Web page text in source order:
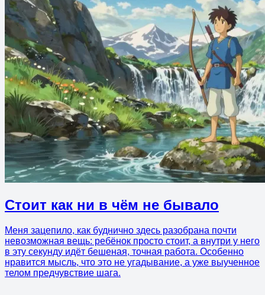
Стоит как ни в чём не бывало
Меня зацепило, как буднично здесь разобрана почти
невозможная вещь: ребёнок просто стоит, а внутри у него
в эту секунду идёт бешеная, точная работа. Особенно
нравится мысль, что это не угадывание, а уже выученное
телом предчувствие шага.